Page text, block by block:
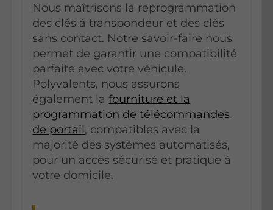
Nous maîtrisons la reprogrammation
des clés à transpondeur et des clés
sans contact. Notre savoir-faire nous
permet de garantir une compatibilité
parfaite avec votre véhicule.
Polyvalents, nous assurons
également lafourniture et la
programmation de télécommandes
de portail, compatibles avec la
majorité des systèmes automatisés,
pour un accès sécurisé et pratique à
votre domicile.